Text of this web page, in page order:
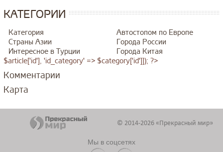
КАТЕГОРИИ
Категория
Автостопом по Европе
Страны Азии
Города России
Интересное в Турции
Города Китая
$article['id'], 'id_category' => $category['id']]); ?>
Комментарии
Карта
© 2014-2026 «Прекрасный мир»
Мы в соцсетях